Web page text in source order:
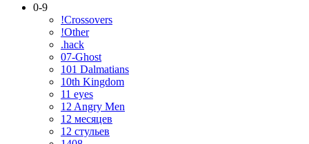
0-9
!Crossovers
!Other
.hack
07-Ghost
101 Dalmatians
10th Kingdom
11 eyes
12 Angry Men
12 месяцев
12 стульев